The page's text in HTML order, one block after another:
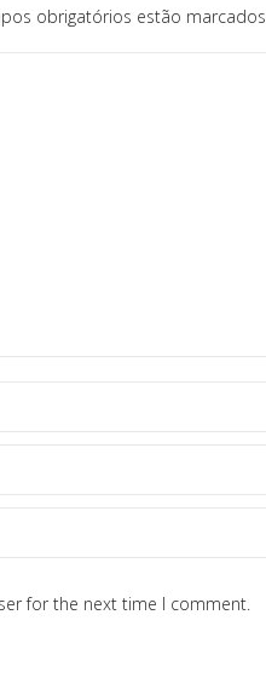
obrigatórios estão marcados
for the next time I comment.